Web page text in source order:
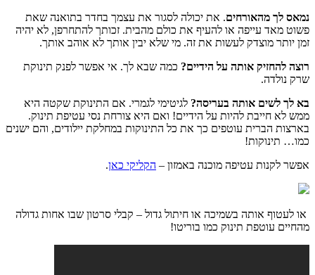
נמאס לך מהאורחים. את יכולה לסגור את עצמך בחדר בתואנה שאת
פשוט מאד עייפה או להעיף את כולם מהבית. זכותך להתחרפן, לא יהיה
זמן יותר מוצדק לעשות את זה. מי שלא יבין אותך לא אוהב אותך.
רוצה להחזיק אותה על הידיים? כמה שבא לך. אי אפשר לפנק תינוקת
שרק נולדה.
בא לך לשים אותה בעריסה? לגיטימי לגמרי. אם התינוקת שקטה היא
ממש לא חייבת להיות על הידיים! ואם היא צורחת נסי עטיפת תינוק.
בארצות הברית עוטפים כך את כל התינוקות במחלקת יילודים, והם ישנים
כמו… תינוקות!
אפשר לקנות עטיפה מוכנה באמזון – הקליקי כאן.
או לעטוף אותה בשמיכה או חיתול גדול – קבלי סרטון שבו אחות גדולה
מהחיים עוטפת תינוק כמו בוריטו!